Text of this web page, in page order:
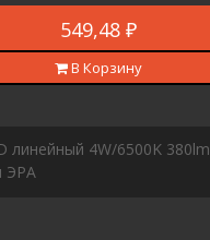
549,48 ₽
В Корзину
линейный 4W/6500K
ЭРА